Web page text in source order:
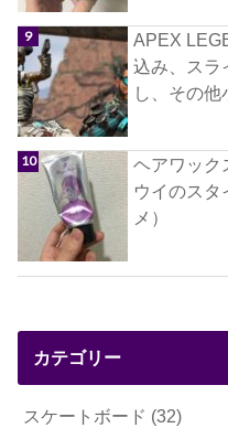
APEX
込み、スラ
し、その他
ヘアワック
ウイのスタ
メ）
カテゴリー
スケートボード (32)